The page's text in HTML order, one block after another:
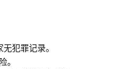
犯罪记录。
。